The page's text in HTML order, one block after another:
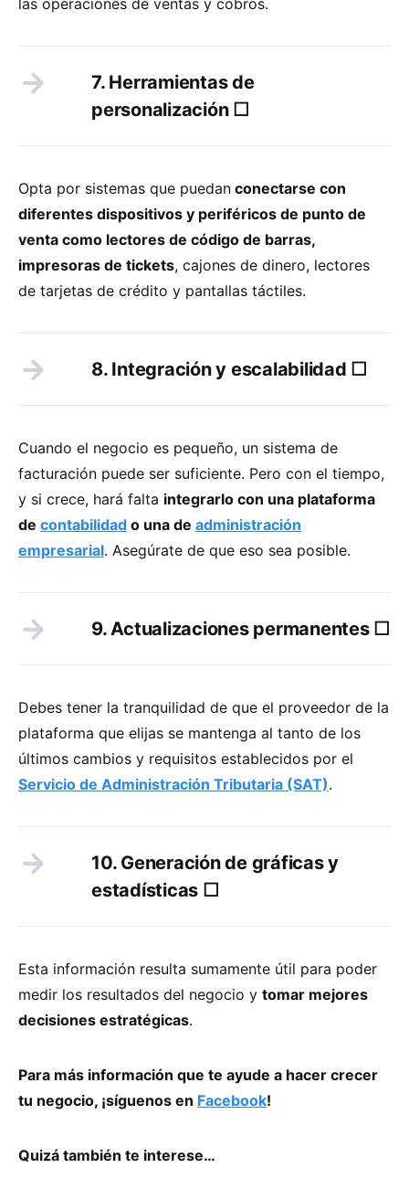
7. Herramientas de
personalización ☐
Opta por sistemas que puedan conectarse con
diferentes dispositivos y periféricos de punto de
venta como lectores de código de barras,
impresoras de tickets, cajones de dinero, lectores
de tarjetas de crédito y pantallas táctiles.
8. Integración y escalabilidad ☐
Cuando el negocio es pequeño, un sistema de
facturación puede ser suficiente. Pero con el tiempo,
y si crece, hará falta integrarlo con una plataforma
de contabilidad o una de administración
empresarial. Asegúrate de que eso sea posible.
9. Actualizaciones permanentes ☐
Debes tener la tranquilidad de que el proveedor de la
plataforma que elijas se mantenga al tanto de los
últimos cambios y requisitos establecidos por el
Servicio de Administración Tributaria (SAT).
10. Generación de gráficas y
estadísticas ☐
Esta información resulta sumamente útil para poder
medir los resultados del negocio y tomar mejores
decisiones estratégicas.
Para más información que te ayude a hacer crecer
tu negocio, ¡síguenos en Facebook!
Quizá también te interese…